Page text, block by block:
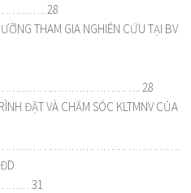
28
THAM GIA NGHIÊN CỨU TẠI BV
28
ĐẶT VÀ CHĂM SÓC KLTMNV CỦA
31